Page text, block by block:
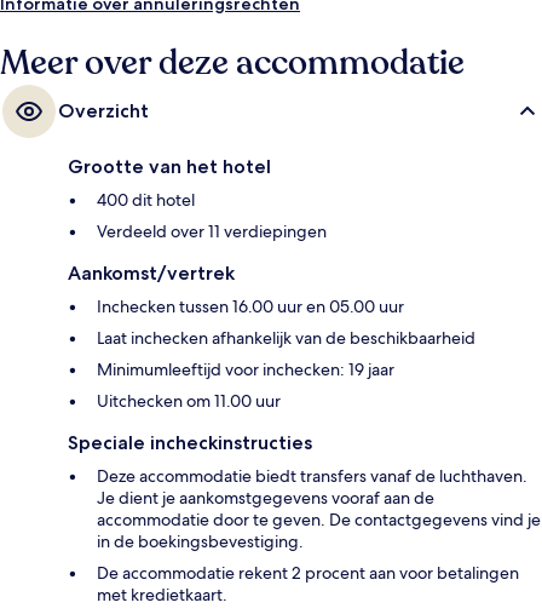
Meer over deze accommodatie
Overzicht
Grootte van het hotel
400 dit hotel
Verdeeld over 11 verdiepingen
Aankomst/vertrek
Inchecken tussen 16.00 uur en 05.00 uur
Laat inchecken afhankelijk van de beschikbaarheid
Minimumleeftijd voor inchecken: 19 jaar
Uitchecken om 11.00 uur
Speciale incheckinstructies
Deze accommodatie biedt transfers vanaf de luchthaven.
Je dient je aankomstgegevens vooraf aan de
accommodatie door te geven. De contactgegevens vind je
in de boekingsbevestiging.
De accommodatie rekent 2 procent aan voor betalingen
met kredietkaart.